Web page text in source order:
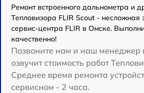
Ремонт встроенного дальнометра и
Тепловизора FLIR Scout -
сервис-центра FLIR в Омске.
качественно!
Позвоните нам и наш менеджер
озвучит стоимость работ
Среднее время ремонта
сервисном - 2 часа.